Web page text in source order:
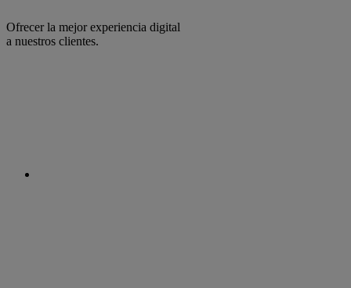
Ofrecer la mejor experiencia digital
a nuestros clientes.